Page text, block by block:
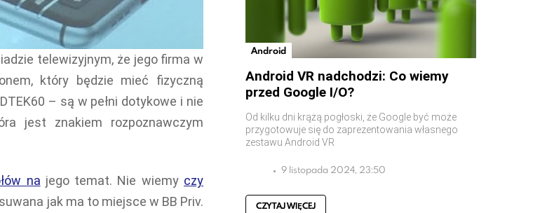
telewizyjnym, że jego firma w
który będzie mieć fizyczną
– są w pełni dotykowe i nie
jest znakiem rozpoznawczym
na jego temat. Nie wiemy czy
jak ma to miejsce w BB Priv.
Android
Android VR nadchodzi: Co wiemy
przed Google I/O?
Od kilku dni krążą pogłoski, że Google być może
przygotowuje się do zaprezentowania własnego
zestawu Android VR
9 listopada 2024, 23:50
CZYTAJ WIĘCEJ